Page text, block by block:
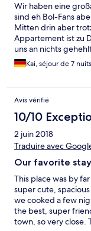
Wir haben eine
sind eh Bol-Fans
Mitten drin aber
Appartement ist zu
uns an nichts
im Schlafzimmer um
unterzubringen. Der
Kai, séjour de 7 nuits
Avis vérifié
10/10
2 juin 2018
Traduire avec
Our favorite stay
This place was by
super cute,
we cooked a few
the best, super
town, so very close.